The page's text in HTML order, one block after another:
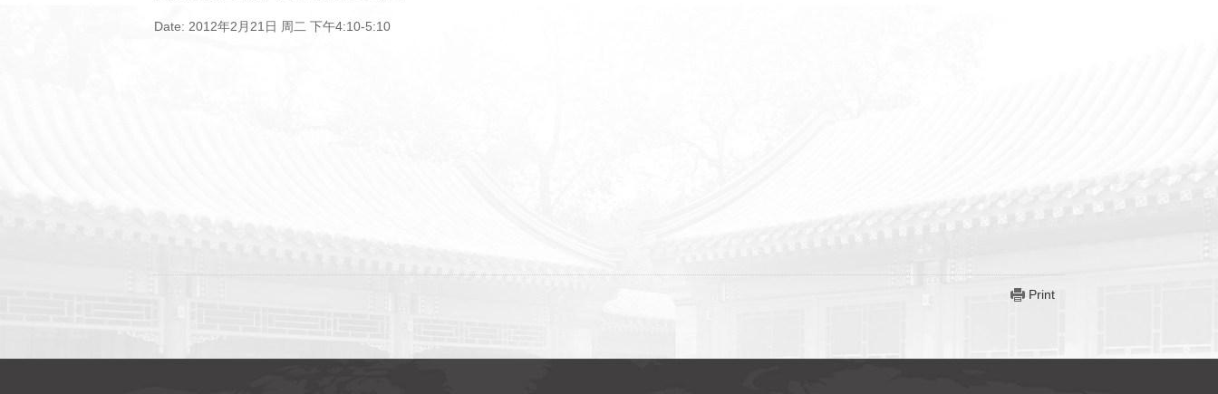
Date: 2012年2月21日 周二 下午4:10-5:10
Print